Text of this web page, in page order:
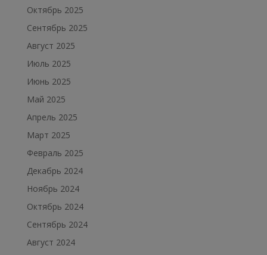
Октябрь 2025
Сентябрь 2025
Август 2025
Июль 2025
Июнь 2025
Май 2025
Апрель 2025
Март 2025
Февраль 2025
Декабрь 2024
Ноябрь 2024
Октябрь 2024
Сентябрь 2024
Август 2024